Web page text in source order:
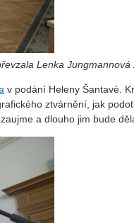
Lenka Jungmannová
v podání Heleny Šantavé.
ztvárnění, jak
a dlouho jim bude